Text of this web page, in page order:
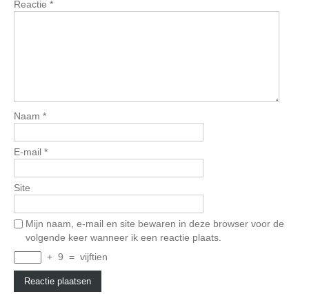
Reactie *
Naam *
E-mail *
Site
Mijn naam, e-mail en site bewaren in deze browser voor de
volgende keer wanneer ik een reactie plaats.
+ 9 = vijftien